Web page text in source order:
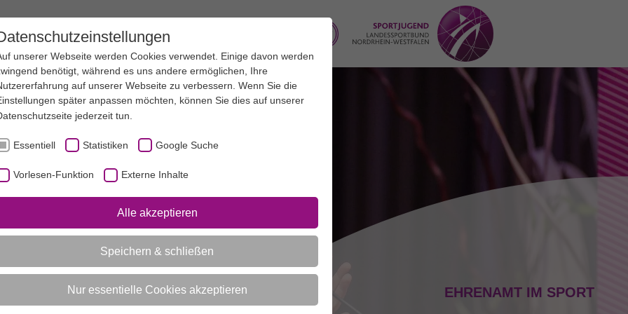
SERVICE SPORTJUGEND NRW
EHRENAMT IM SPORT
unserer Webseite werden Cookies verwendet. Einige davon werden
benötigt, während es uns andere ermöglichen, Ihre
auf unserer Webseite zu verbessern. Wenn Sie die
später anpassen möchten, können Sie dies auf unserer
jederzeit tun.
Essentiell Statistiken Google Suche
Vorlesen-Funktion Externe Inhalte
Alle akzeptieren
Speichern & schließen
Nur essentielle Cookies akzeptieren